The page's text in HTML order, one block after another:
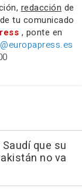
redacción de
de tu comunicado
, ponte en
que su
no va